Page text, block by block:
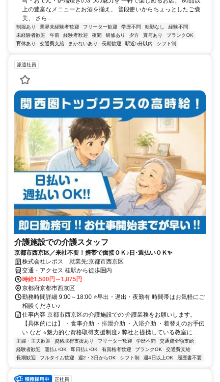
上の豊富なメニューとお酒を揃え、 普段使いからちょっとしたご褒
美、 さら...
制服あり 業界未経験者歓迎 フリーター歓迎 学歴不問 転勤なし
経験不問
未経験者歓迎
午前 経験者歓迎 夜間 研修あり 夕方 賞与あり
ブランクOK
育休あり
交通費支給 まかないあり 長期歓迎 駅近5分以内 シフト制
派遣社員
介護施設での介護スタッフ
京都市西京区／来社不要！携帯で面接ＯＫ♪日･週払いＯＫ✨
株式会社レポス 就業先:京都市西京区
交通・アクセス 桂駅から徒歩圏内
時給1,500円～1,875円
京都府京都市西京区
勤務時間詳細 9:00～18:00 ⭐早出・遅出・夜勤有 時間帯はお気軽にご
相談ください♪
仕事内容 京都市西京区の介護施設での 介護業務をお願いします。
【具体的には】 ・食事介助 ・排泄介助 ・入浴介助 ・着替えのお手伝
い など ⭐魅力的な資格取得支援制度♪ 弊社と提携している教室に...
主婦・主夫歓迎 資格取得支援あり フリーター歓迎 学歴不問
交通費全額支給
経験者歓迎
週払いOK 即日払いOK 有資格者歓迎 ブランクOK
交通費支給
長期歓迎
フルタイム歓迎 週2・3日からOK シフト制 週4日以上OK 履歴書不要
正社員